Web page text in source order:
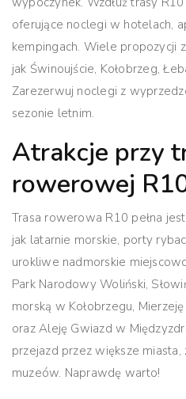
oferujące noclegi w hotelach,
kempingach. Wiele propozycji
jak Świnoujście, Kołobrzeg,
Zarezerwuj noclegi z
sezonie letnim.
Atrakcje przy
rowerowej
Trasa rowerowa R10 pełna
jak latarnie morskie, porty
urokliwe nadmorskie
Park Narodowy Woliński,
morską w Kołobrzegu,
oraz Aleję Gwiazd w
przejazd przez większe miasta,
muzeów. Naprawdę warto!